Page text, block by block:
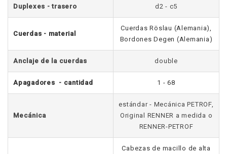
Duplexes - trasero d2 - c5
Cuerdas - material
Cuerdas Röslau (Alemania),
Bordones Degen (Alemania)
Anclaje de la cuerdas double
Apagadores - cantidad 1 - 68
Mecánica
estándar - Mecánica PETROF,
Original RENNER a medida o
RENNER-PETROF
Cabezas de macillo de alta